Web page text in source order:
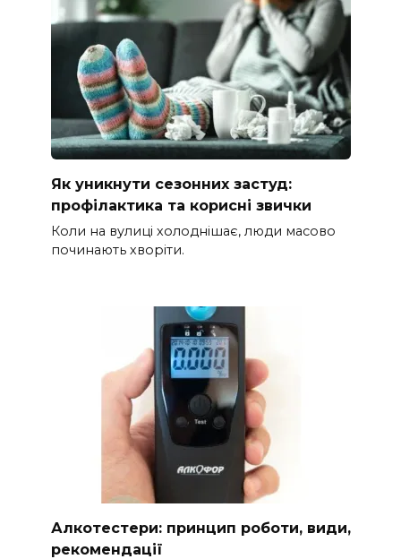
Як уникнути сезонних застуд:
профілактика та корисні звички
Коли на вулиці холоднішає, люди масово
починають хворіти.
Алкотестери: принцип роботи, види,
рекомендації